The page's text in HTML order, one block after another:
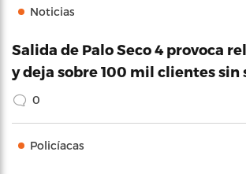
Noticias
Salida de Palo Seco 4 provoca
y deja sobre 100 mil clientes sin
0
Policíacas